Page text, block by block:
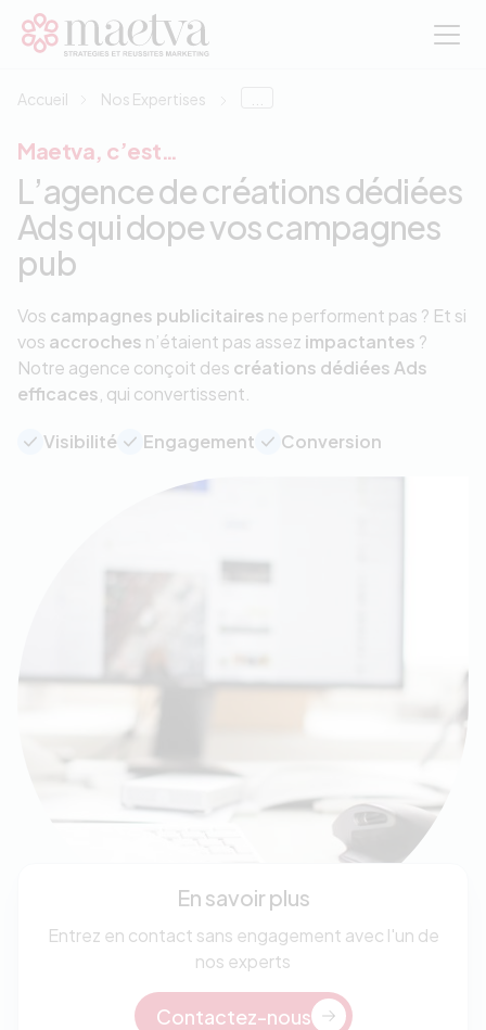
Aller au contenu principal
Accueil Nos Expertises
Maetva, c’est…
L’agence de créations dédiées
Ads qui dope vos campagnes
pub
Vos campagnes publicitaires ne performent pas ? Et si
vos accroches n’étaient pas assez impactantes ?
Notre agence conçoit des créations dédiées Ads
efficaces , qui convertissent.
Visibilité Engagement Conversion
En savoir plus
Entrez en contact sans engagement avec l'un de
nos experts
Contactez-nous